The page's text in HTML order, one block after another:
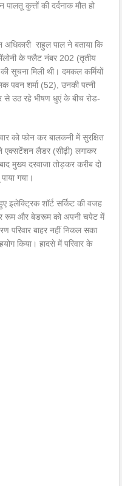
कुत्तों की दर्दनाक मौत हो
राहुल पाल ने बताया कि
के फ्लैट नंबर 202 (तृतीय
मिली थी। दमकल कर्मियों
पवन शर्मा (52), उनकी पत्नी
उठ रहे भीषण धुएं के बीच रोड-
को फोन कर बालकनी में सुरक्षित
एक्सटेंशन लैडर (सीढ़ी) लगाकर
मुख्य दरवाजा तोड़कर करीब दो
गया।
शॉर्ट सर्किट की वजह
रूम और बेडरूम को अपनी चपेट में
परिवार बाहर नहीं निकल सका
किया। हादसे में परिवार के